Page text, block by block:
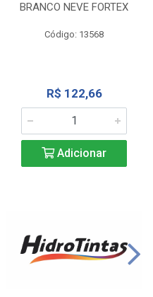
BRANCO NEVE FORTEX
Código: 13568
R$ 122,66
Adicionar